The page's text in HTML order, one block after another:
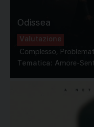
Odissea
Valutazione
Complesso,
Tematica: Amore-